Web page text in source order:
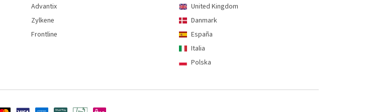
Advantix
Zylkene
Frontline
United Kingdom
Danmark
España
Italia
Polska